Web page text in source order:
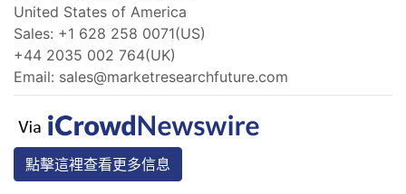
United States of America
Sales: +1 628 258 0071(US)
+44 2035 002 764(UK)
Email: sales@marketresearchfuture.com
點擊這裡查看更多信息